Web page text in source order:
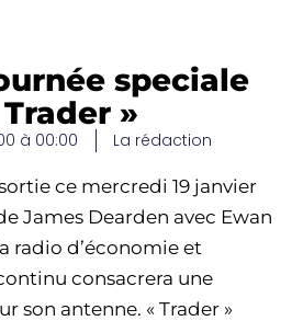
speciale
»
à 00:00 La rédaction
ce mercredi 19 janvier
James Dearden avec Ewan
radio d’économie et
consacrera une
son antenne. « Trader »